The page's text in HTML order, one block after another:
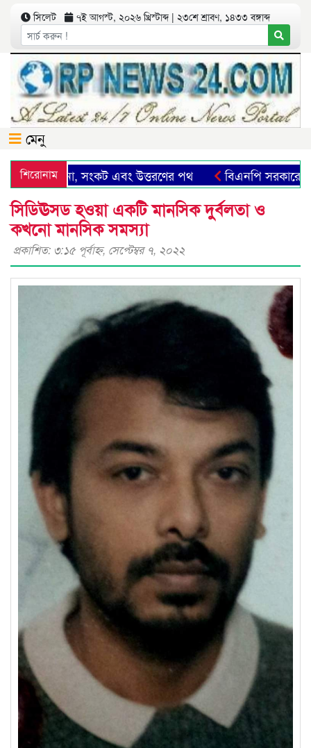
সিলেট ৭ই আগস্ট, ২০২৬ খ্রিস্টাব্দ | ২৩শে শ্রাবণ, ১৪৩৩ বঙ্গাব্দ
মেনু
শিরোনাম
সম্ভাবনা, সংকট এবং উত্তরণের পথ বিএনপি সরকারের
সিডিঊসড হওয়া একটি মানসিক দুর্বলতা ও
কখনো মানসিক সমস্যা
প্রকাশিত: ৩:১৫ পূর্বাহ্ণ, সেপ্টেম্বর ৭, ২০২২